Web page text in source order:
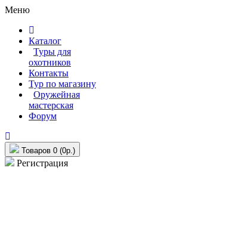
Меню
Каталог
Туры для
охотников
Контакты
Тур по магазину
Оружейная
мастерская
Форум
Товаров 0 (0р.)
Регистрация